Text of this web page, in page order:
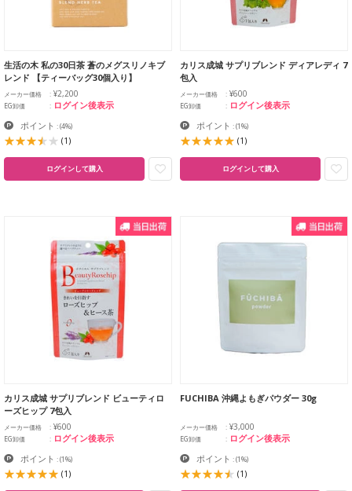
生活の木 私の30日茶 蒼のメグスリノキブ
レンド 【ティーバッグ30個入り】
メーカー価格 ¥2,200
EG卸価 ログイン後表示
ポイント :(4%)
(1)
ログインして購入
カリス成城 サプリブレンド ディアレディ 7
包入
メーカー価格 ¥600
EG卸価 ログイン後表示
ポイント :(1%)
(1)
ログインして購入
カリス成城 サプリブレンド ビューティロ
ーズヒップ 7包入
メーカー価格 ¥600
EG卸価 ログイン後表示
ポイント :(1%)
(1)
FUCHIBA 沖縄よもぎパウダー 30g
メーカー価格 ¥3,000
EG卸価 ログイン後表示
ポイント :(1%)
(1)